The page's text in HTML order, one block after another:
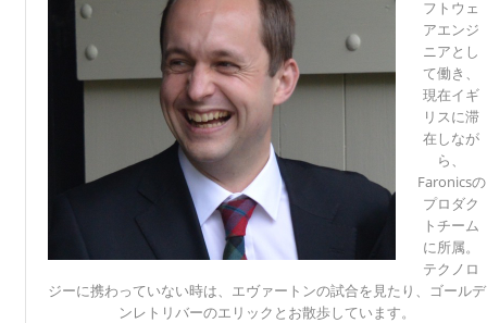
フトウェ
アエンジ
ニアとし
て働き、
現在イギ
リスに滞
在しなが
ら、
Faronicsの
プロダク
トチーム
に所属。
テクノロ
ジーに携わっていない時は、エヴァートンの試合を見たり、ゴールデ
ンレトリバーのエリックとお散歩しています。